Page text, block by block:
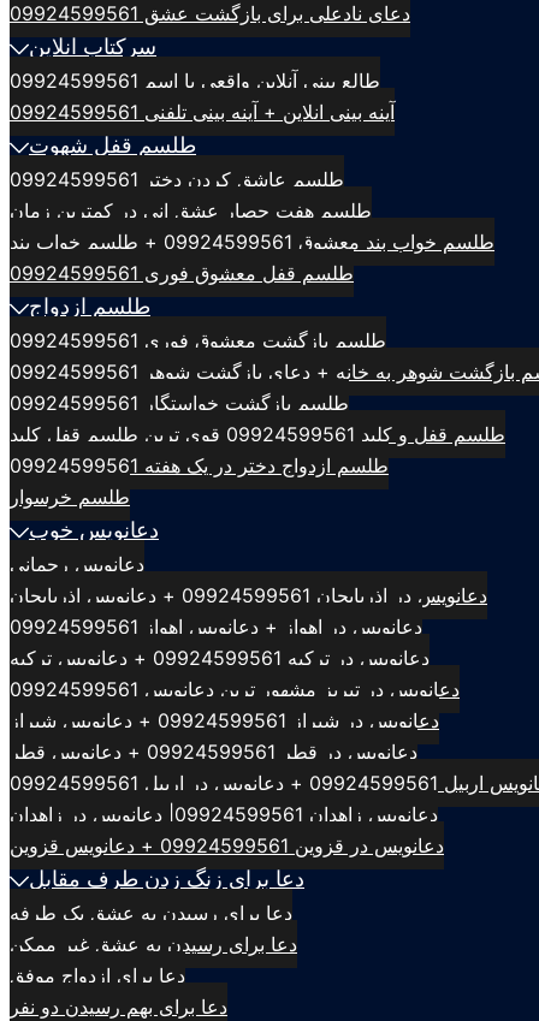
دعای نادعلی برای بازگشت عشق 09924599561
سرکتاب انلاین
طالع بینی آنلاین واقعی با اسم 09924599561
آینه بینی انلاین + آینه بینی تلفنی 09924599561
طلسم قفل شهوت
طلسم عاشق کردن دختر 09924599561
طلسم هفت حصار عشق انی در کمترین زمان
طلسم خواب بند معشوق 09924599561 + طلسم خواب بند
طلسم قفل معشوق فوری 09924599561
طلسم ازدواج
طلسم بازگشت معشوق فوری 09924599561
بازگشت شوهر به خانه + دعای بازگشت شوهر 09924599561
طلسم بازگشت خواستگار 09924599561
طلسم قفل و کلید 09924599561 قوی ترین طلسم قفل کلید
طلسم ازدواج دختر در یک هفته 09924599561
طلسم خرسوار
دعانویس خوب
دعانویس رحمانی
دعانویس در اذربایجان 09924599561 + دعانویس اذربایجان
دعانویس در اهواز + دعانویس اهواز 09924599561
دعانویس در ترکیه 09924599561 + دعانویس ترکیه
دعانویس در تبریز مشهور ترین دعانویس 09924599561
دعانویس در شیراز 09924599561 + دعانویس شیراز
دعانویس در قطر 09924599561 + دعانویس قطر
09924599561 + دعانویس در اربیل 09924599561
دعانویس زاهدان 09924599561| دعانویس در زاهدان
دعانویس در قزوین 09924599561 + دعانویس قزوین
دعا برای زنگ زدن طرف مقابل
دعا برای رسیدن به عشق یک طرفه
دعا برای رسیدن به عشق غیر ممکن
دعا برای ازدواج موفق
دعا برای بهم رسیدن دو نفر